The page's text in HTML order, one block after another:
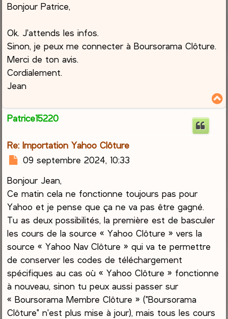
s
e
Bonjour Patrice,
Ok. J'attends les infos.
Sinon, je peux me connecter à Boursorama Clôture.
Merci de ton avis.
Cordialement.
Jean
Patrice15220
Re: Importation Yahoo Clôture
M
s
s
a
e
09 septembre 2024, 10:33
Bonjour Jean,
Ce matin cela ne fonctionne toujours pas pour
Yahoo et je pense que ça ne va pas être gagné.
Tu as deux possibilités, la première est de basculer
les cours de la source « Yahoo Clôture » vers la
source « Yahoo Nav Clôture » qui va te permettre
de conserver les codes de téléchargement
spécifiques au cas où « Yahoo Clôture » fonctionne
à nouveau, sinon tu peux aussi passer sur
« Boursorama Membre Clôture » ("Boursorama
Clôture" n'est plus mise à jour), mais tous les cours